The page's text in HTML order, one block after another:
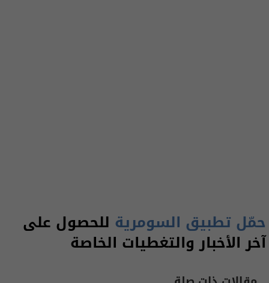
حمّل تطبيق السومرية للحصول على
آخر الأخبار والتغطيات الخاصة